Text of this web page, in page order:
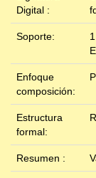
Digital :
Soporte:
Enfoque
composición:
Estructura
formal:
Resumen :